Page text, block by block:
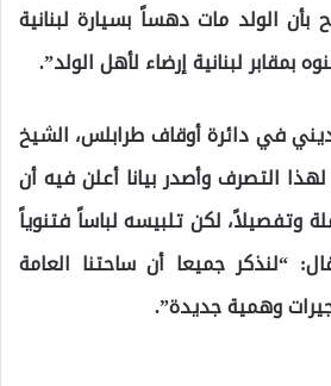
الولد مات دهساً بسيارة لبنانية
لبنانية إرضاء لأهل الولد”.
في دائرة أوقاف طرابلس، الشيخ
التصرف وأصدر بيانا أعلن فيه أن
وتفصيلاً، لكن تلبيسه لباساً فتنوياً
“لنذكر جميعا أن ساحتنا العامة
وهمية جديدة”.